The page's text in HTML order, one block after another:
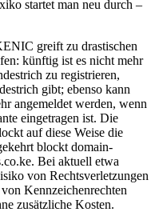
startet man neu durch –
greift zu drastischen
künftig ist es nicht mehr
zu registrieren,
gibt; ebenso kann
angemeldet werden, wenn
eingetragen ist. Die
auf diese Weise die
blockt domain-
Bei aktuell etwa
von Rechtsverletzungen
Kennzeichenrechten
zusätzliche Kosten.